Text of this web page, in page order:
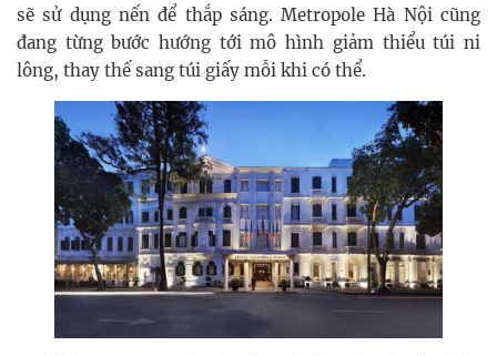
sẽ sử dụng nến để thắp sáng. Metropole Hà Nội cũng
đang từng bước hướng tới mô hình giảm thiểu túi ni
lông, thay thế sang túi giấy mỗi khi có thể.